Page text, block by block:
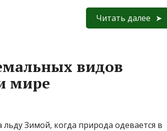
Читать далее
видов
мире
Зимой, когда природа одевается в